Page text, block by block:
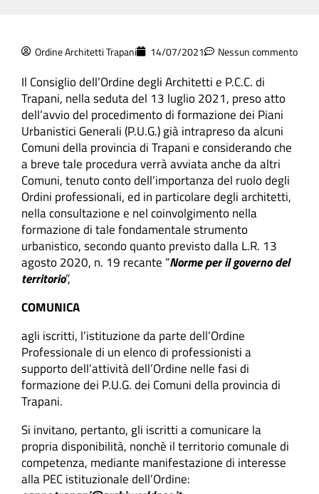
Ordine Architetti Trapani 14/07/2021 Nessun commento
Il Consiglio dell’Ordine degli Architetti e P.C.C. di
Trapani, nella seduta del 13 luglio 2021, preso atto
dell’avvio del procedimento di formazione dei Piani
Urbanistici Generali (P.U.G.) già intrapreso da alcuni
Comuni della provincia di Trapani e considerando che
a breve tale procedura verrà avviata anche da altri
Comuni, tenuto conto dell’importanza del ruolo degli
Ordini professionali, ed in particolare degli architetti,
nella consultazione e nel coinvolgimento nella
formazione di tale fondamentale strumento
urbanistico, secondo quanto previsto dalla L.R. 13
agosto 2020, n. 19 recante “Norme per il governo del
territorio”,
COMUNICA
agli iscritti, l’istituzione da parte dell’Ordine
Professionale di un elenco di professionisti a
supporto dell’attività dell’Ordine nelle fasi di
formazione dei P.U.G. dei Comuni della provincia di
Trapani.
Si invitano, pertanto, gli iscritti a comunicare la
propria disponibilità, nonchè il territorio comunale di
competenza, mediante manifestazione di interesse
alla PEC istituzionale dell’Ordine: